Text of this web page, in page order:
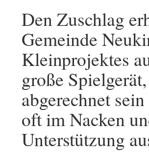
Den Zuschlag
Gemeinde
Kleinprojektes
große
abgerechnet
oft im Nacken
Unterstützung